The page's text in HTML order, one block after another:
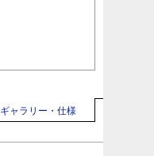
ギャラリー・仕様